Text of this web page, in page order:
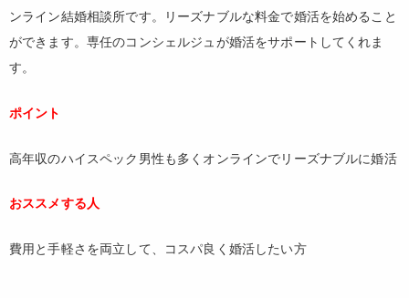
ンライン結婚相談所です。リーズナブルな料金で婚活を始めること
ができます。専任のコンシェルジュが婚活をサポートしてくれま
す。
ポイント
高年収のハイスペック男性も多くオンラインでリーズナブルに婚活
おススメする人
費用と手軽さを両立して、コスパ良く婚活したい方